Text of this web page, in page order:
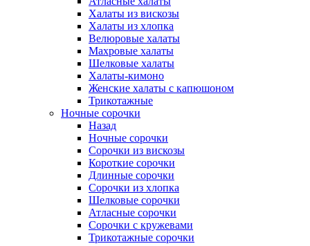
Халаты из вискозы
Халаты из хлопка
Велюровые халаты
Махровые халаты
Шелковые халаты
Халаты-кимоно
Женские халаты с капюшоном
Трикотажные
Ночные сорочки
Назад
Ночные сорочки
Сорочки из вискозы
Короткие сорочки
Длинные сорочки
Сорочки из хлопка
Шелковые сорочки
Атласные сорочки
Сорочки с кружевами
Трикотажные сорочки